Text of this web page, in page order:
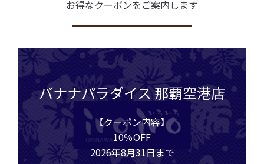
お得なクーポンをご案内します
バナナパラダイス 那覇空港店
【クーポン内容】
10％OFF
2026年8月31日まで